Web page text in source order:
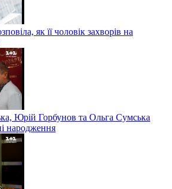
як її чоловік захворів на
Юрій Горбунов та Ольга Сумська
народження